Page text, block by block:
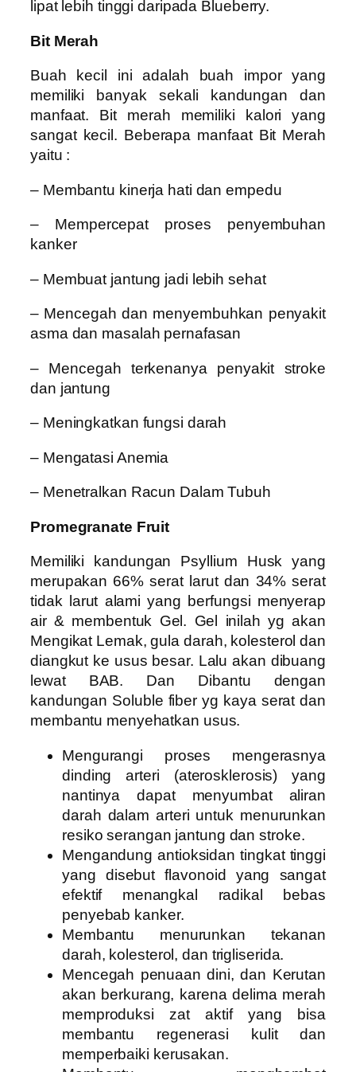
lipat lebih tinggi daripada Blueberry.
Bit Merah
Buah kecil ini adalah buah impor yang
memiliki banyak sekali kandungan dan
manfaat. Bit merah memiliki kalori yang
sangat kecil. Beberapa manfaat Bit Merah
yaitu :
– Membantu kinerja hati dan empedu
– Mempercepat proses penyembuhan
kanker
– Membuat jantung jadi lebih sehat
– Mencegah dan menyembuhkan penyakit
asma dan masalah pernafasan
– Mencegah terkenanya penyakit stroke
dan jantung
– Meningkatkan fungsi darah
– Mengatasi Anemia
– Menetralkan Racun Dalam Tubuh
Promegranate Fruit
Memiliki kandungan Psyllium Husk yang
merupakan 66% serat larut dan 34% serat
tidak larut alami yang berfungsi menyerap
air & membentuk Gel. Gel inilah yg akan
Mengikat Lemak, gula darah, kolesterol dan
diangkut ke usus besar. Lalu akan dibuang
lewat BAB. Dan Dibantu dengan
kandungan Soluble fiber yg kaya serat dan
membantu menyehatkan usus.
Mengurangi proses mengerasnya
dinding arteri (aterosklerosis) yang
nantinya dapat menyumbat aliran
darah dalam arteri untuk menurunkan
resiko serangan jantung dan stroke.
Mengandung antioksidan tingkat tinggi
yang disebut flavonoid yang sangat
efektif menangkal radikal bebas
penyebab kanker.
Membantu menurunkan tekanan
darah, kolesterol, dan trigliserida.
Mencegah penuaan dini, dan Kerutan
akan berkurang, karena delima merah
memproduksi zat aktif yang bisa
membantu regenerasi kulit dan
memperbaiki kerusakan.